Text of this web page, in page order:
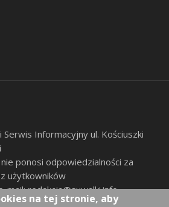
Serwis Informacyjny ul. Kościuszki
ponosi odpowiedzialności za
użytkowników
mail:redakcja@suwalki.info,
na tej stronie, aby